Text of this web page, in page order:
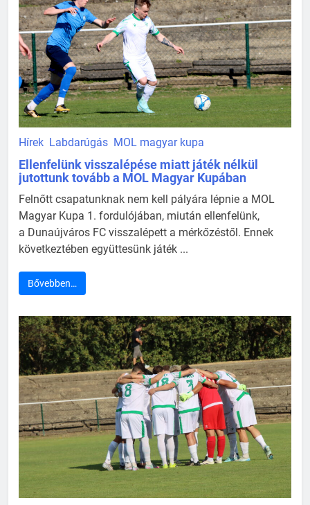
Hírek Labdarúgás MOL magyar kupa
Ellenfelünk visszalépése miatt játék nélkül
jutottunk tovább a MOL Magyar Kupában
Felnőtt csapatunknak nem kell pályára lépnie a MOL
Magyar Kupa 1. fordulójában, miután ellenfelünk,
a Dunaújváros FC visszalépett a mérkőzéstől. Ennek
következtében együttesünk játék ...
Bővebben…